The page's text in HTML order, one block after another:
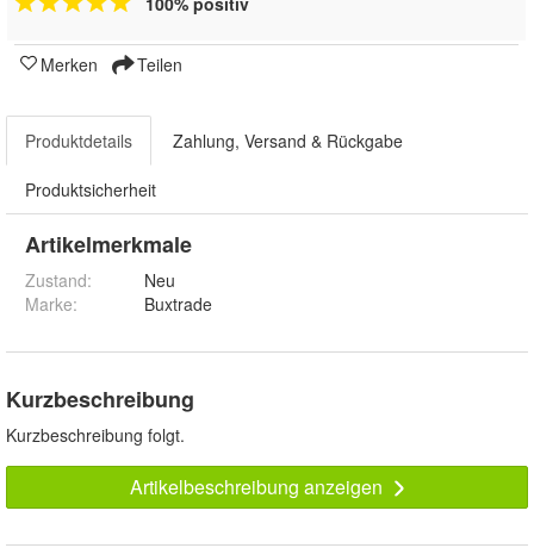
Merken Teilen
Produktdetails Zahlung, Versand & Rückgabe
Produktsicherheit
Artikelmerkmale
Zustand:
Neu
Marke:
Buxtrade
Kurzbeschreibung
Kurzbeschreibung folgt.
Artikelbeschreibung anzeigen